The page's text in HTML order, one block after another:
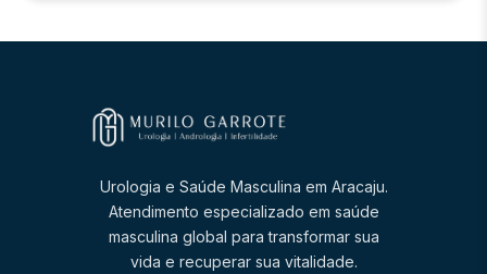
Urologia e Saúde Masculina em Aracaju.
Atendimento especializado em saúde
masculina global para transformar sua
vida e recuperar sua vitalidade.